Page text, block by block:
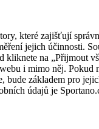
které zajišťují
jejich účinnosti.
na „Přijmout
i mimo něj. Pokud
bude základem pro
údajů je